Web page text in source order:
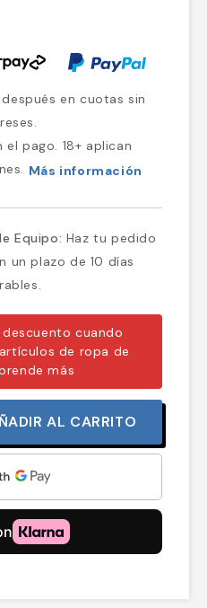
en cuotas sin
pago. 18+ aplican
Más información
Equipo: Haz tu pedido
un plazo de 10 días
cuando
de ropa de
más
AL CARRITO